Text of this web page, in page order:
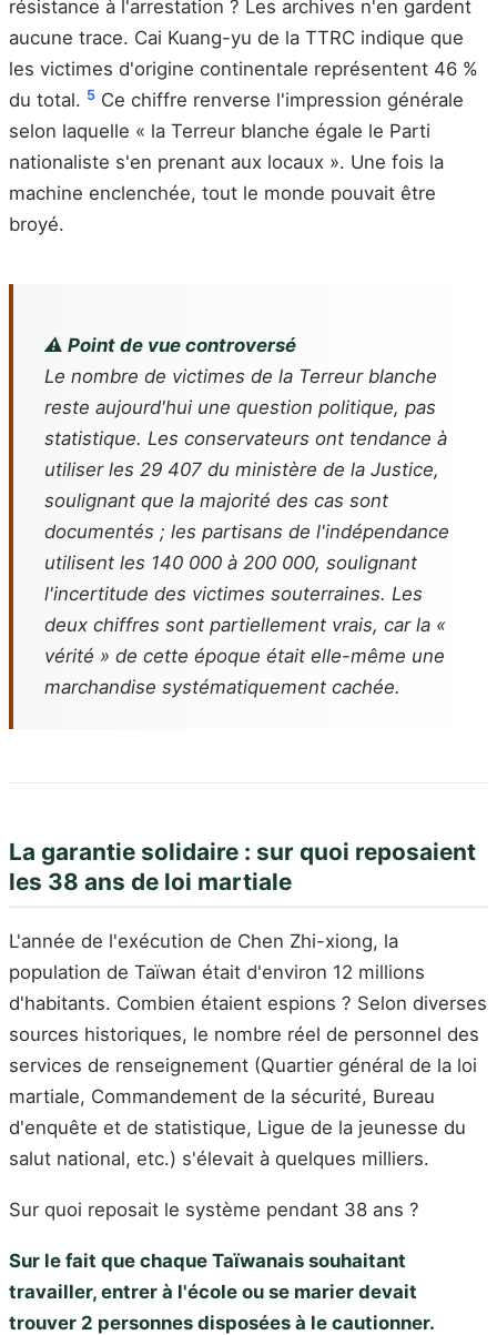
résistance à l'arrestation ? Les archives n'en gardent
aucune trace. Cai Kuang-yu de la TTRC indique que
les victimes d'origine continentale représentent 46 %
du total. 5 Ce chiffre renverse l'impression générale
selon laquelle « la Terreur blanche égale le Parti
nationaliste s'en prenant aux locaux ». Une fois la
machine enclenchée, tout le monde pouvait être
broyé.
⚠️ Point de vue controversé
Le nombre de victimes de la Terreur blanche
reste aujourd'hui une question politique, pas
statistique. Les conservateurs ont tendance à
utiliser les 29 407 du ministère de la Justice,
soulignant que la majorité des cas sont
documentés ; les partisans de l'indépendance
utilisent les 140 000 à 200 000, soulignant
l'incertitude des victimes souterraines. Les
deux chiffres sont partiellement vrais, car la «
vérité » de cette époque était elle-même une
marchandise systématiquement cachée.
La garantie solidaire : sur quoi reposaient
les 38 ans de loi martiale
L'année de l'exécution de Chen Zhi-xiong, la
population de Taïwan était d'environ 12 millions
d'habitants. Combien étaient espions ? Selon diverses
sources historiques, le nombre réel de personnel des
services de renseignement (Quartier général de la loi
martiale, Commandement de la sécurité, Bureau
d'enquête et de statistique, Ligue de la jeunesse du
salut national, etc.) s'élevait à quelques milliers.
Sur quoi reposait le système pendant 38 ans ?
Sur le fait que chaque Taïwanais souhaitant
travailler, entrer à l'école ou se marier devait
trouver 2 personnes disposées à le cautionner.